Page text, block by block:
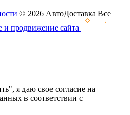
© 2026 АвтоДоставка Все
и продвижение сайта
я даю свое согласие на
в соответствии с